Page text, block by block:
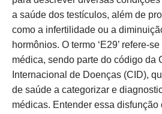
a saúde dos testículos, além de
como a infertilidade ou a
hormônios. O termo ‘E29’ refere-
médica, sendo parte do código da
Internacional de Doenças (CID),
de saúde a categorizar e
médicas. Entender essa